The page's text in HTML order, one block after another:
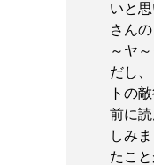
いと
さん
～ヤ
だし
トの
前に
しみ
たこ